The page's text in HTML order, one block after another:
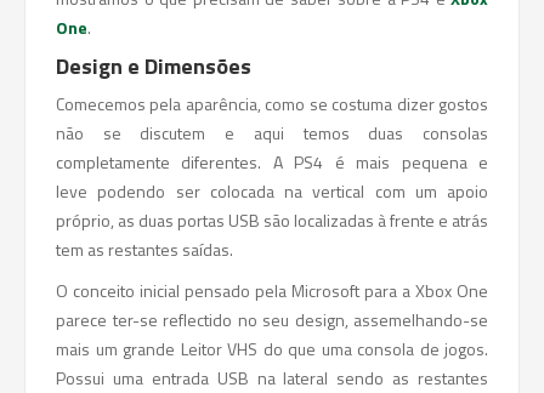
One.
Design e Dimensões
Comecemos pela aparência, como se costuma dizer gostos
não se discutem e aqui temos duas consolas
completamente diferentes. A PS4 é mais pequena e
leve podendo ser colocada na vertical com um apoio
próprio, as duas portas USB são localizadas à frente e atrás
tem as restantes saídas.
O conceito inicial pensado pela Microsoft para a Xbox One
parece ter-se reflectido no seu design, assemelhando-se
mais um grande Leitor VHS do que uma consola de jogos.
Possui uma entrada USB na lateral sendo as restantes